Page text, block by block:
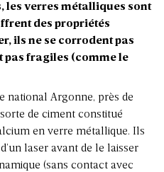
les verres métalliques sont
des propriétés
ils ne se corrodent pas
pas fragiles (comme le
national Argonne, près de
de ciment constitué
en verre métallique. Ils
laser avant de le laisser
(sans contact avec